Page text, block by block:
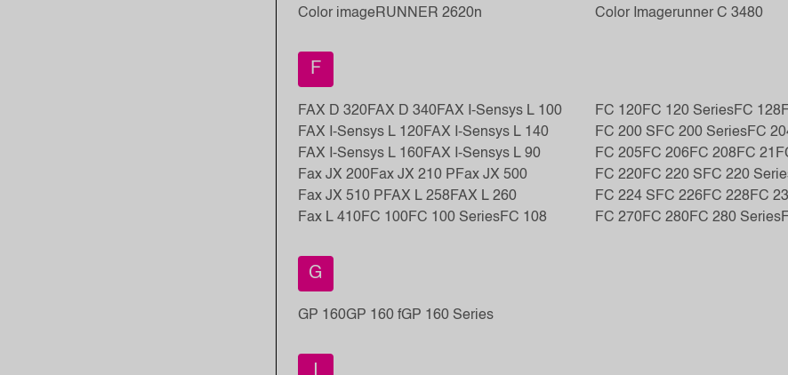
Color imageRUNNER 2620n
Color Imagerunner C 3480
F
FAX D 320FAX D 340FAX I-Sensys L 100
FAX I-Sensys L 120FAX I-Sensys L 140
FAX I-Sensys L 160FAX I-Sensys L 90
Fax JX 200Fax JX 210 P Fax JX 500
Fax JX 510 P FAX L 258 FAX L 260
Fax L 410FC 100FC 100 SeriesFC 108
FC 120FC 120 SeriesFC 128
FC 200 S FC 200 SeriesFC
FC 205FC 206FC 208 FC 21
FC 220FC 220 S FC 220
FC 224 S FC 226FC 228 FC
FC 270FC 280FC 280 Series
G
GP 160GP 160 fGP 160 Series